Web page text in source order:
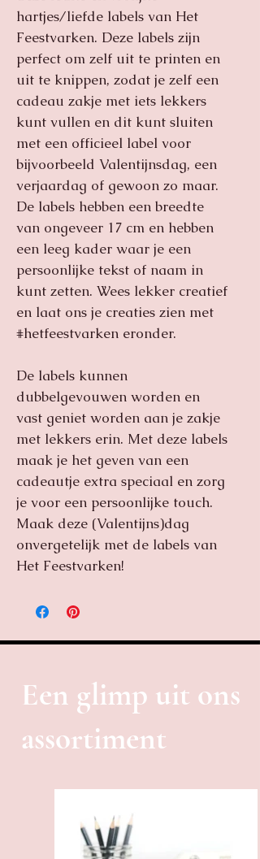
hartjes/liefde labels van Het
Feestvarken. Deze labels zijn
perfect om zelf uit te printen en
uit te knippen, zodat je zelf een
cadeau zakje met iets lekkers
kunt vullen en dit kunt sluiten
met een officieel label voor
bijvoorbeeld Valentijnsdag, een
verjaardag of gewoon zo maar.
De labels hebben een breedte
van ongeveer 17 cm en hebben
een leeg kader waar je een
persoonlijke tekst of naam in
kunt zetten. Wees lekker creatief
en laat ons je creaties zien met
#hetfeestvarken eronder.
De labels kunnen
dubbelgevouwen worden en
vast geniet worden aan je zakje
met lekkers erin. Met deze labels
maak je het geven van een
cadeautje extra speciaal en zorg
je voor een persoonlijke touch.
Maak deze (Valentijns)dag
onvergetelijk met de labels van
Het Feestvarken!
Een glimp uit ons
assortiment